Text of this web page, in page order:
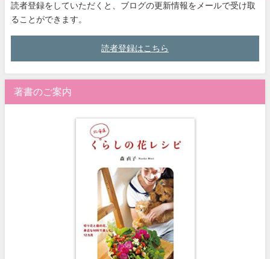
読者登録をしていただくと、ブログの更新情報をメールで受け取
ることができます。
読者登録はこちら
著書のご案内